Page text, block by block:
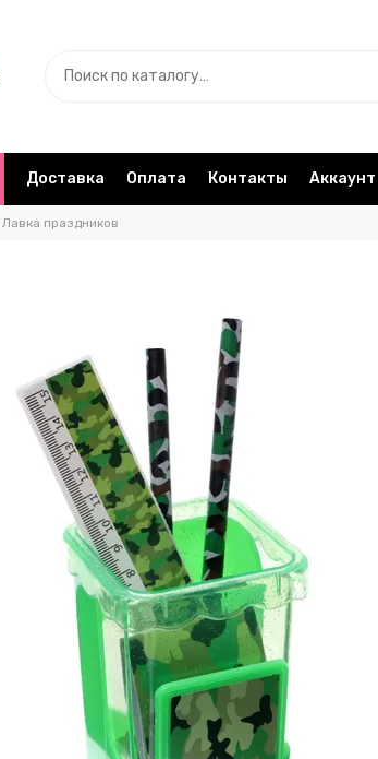
Доставка Оплата Контакты Аккаунт
Лавка праздников